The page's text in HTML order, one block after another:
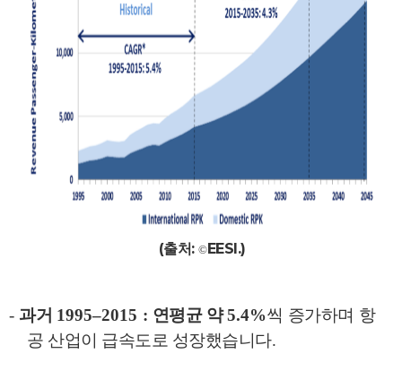
(출처:©EESI.)
- 과거 1995–2015 : 연평균 약5.4%씩 증가하며 항
공 산업이 급속도로 성장했습니다.